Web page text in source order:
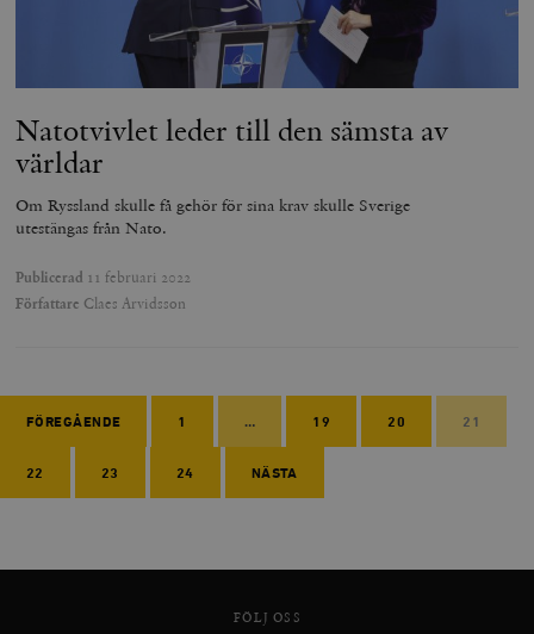
Natotvivlet leder till den sämsta av
världar
Om Ryssland skulle få gehör för sina krav skulle Sverige
utestängas från Nato.
Publicerad 11 februari 2022
Författare Claes Arvidsson
FÖREGÅENDE 1 … 19 20 21
22 23 24 NÄSTA
FÖLJ OSS